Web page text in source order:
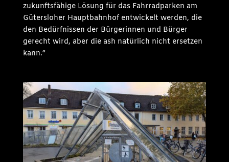
zukunftsfähige Lösung für das Fahrradparken am
Gütersloher Hauptbahnhof entwickelt werden, die
den Bedürfnissen der Bürgerinnen und Bürger
gerecht wird, aber die ash natürlich nicht ersetzen
kann.“